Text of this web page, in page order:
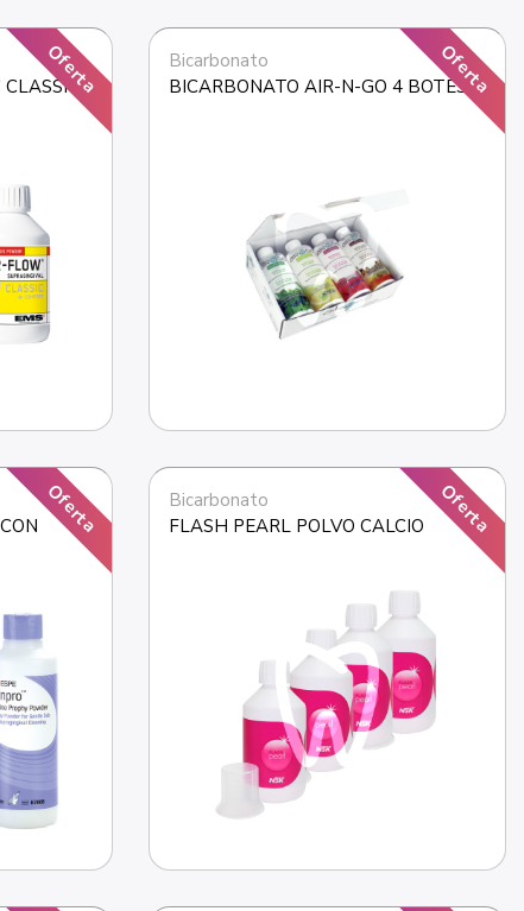
Oferta Oferta
Bicarbonato
BICARBONATO AIR-N-GO 4 BOTES
Oferta Oferta
Bicarbonato
FLASH PEARL POLVO CALCIO